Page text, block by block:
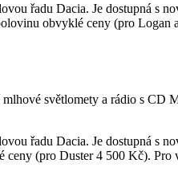
řadu Dacia. Je dostupná s
obvyklé ceny (pro
světlomety a rádio s
řadu Dacia. Je dostupná s
(pro Duster 4 500 Kč).